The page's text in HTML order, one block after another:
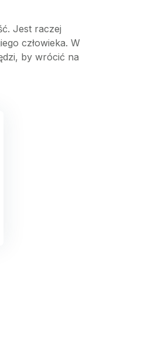
Jest raczej
człowieka. W
by wrócić na